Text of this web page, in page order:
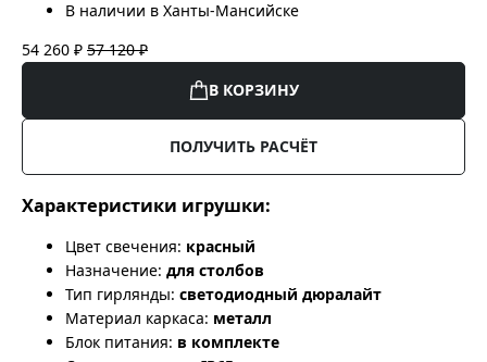
В наличии в Ханты-Мансийске
54 260 ₽ 57 120 ₽
В КОРЗИНУ
ПОЛУЧИТЬ РАСЧЁТ
Характеристики игрушки:
Цвет свечения: красный
Назначение: для столбов
Тип гирлянды: светодиодный дюралайт
Материал каркаса: металл
Блок питания: в комплекте